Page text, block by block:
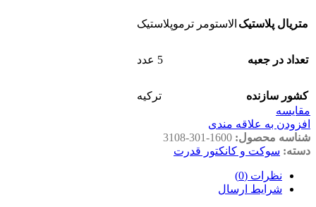
متریال پلاستیک الاستومر ترموپلاستیک
تعداد در جعبه 5 عدد
کشور سازنده
ترکیه
مقايسه
افزودن به علاقه مندی
شناسه محصول: 3108-301-1600
دسته: سوکت و کانکتور قدرت
نظرات (0)
شرایط ارسال